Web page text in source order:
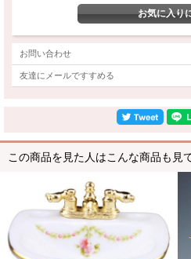
お問い合わせ
友達にメールですすめる
この商品を見た人はこんな商品も見